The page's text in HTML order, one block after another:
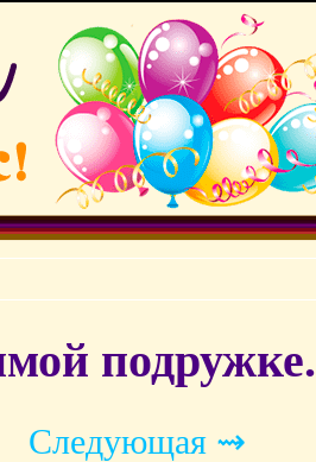
подружке.
Следующая ⇝